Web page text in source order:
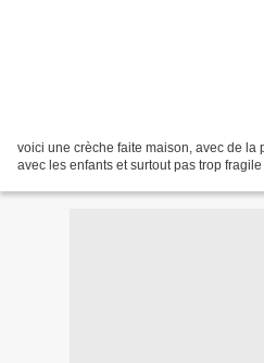
voici une crèche faite maison, avec de la
avec les enfants et surtout pas trop fragile